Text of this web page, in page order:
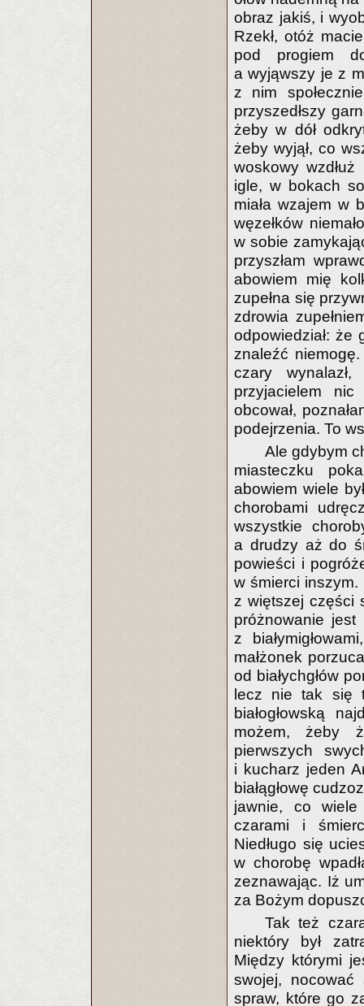
obraz jakiś, i
Rzekł, otóż
pod progiem
a wyjąwszy je z
z nim
przyszedłszy
żeby w dół
żeby wyjął, co
woskowy
igle, w bokach
miała wzajem w
węzełków
w sobie
przyszłam
abowiem mię
zupełna się
zdrowia
odpowiedział: że
znaleźć
czary
przyjacielem
obcował,
podejrzenia. To
Ale gdybym
miasteczku
abowiem wiele
chorobami
wszystkie
a drudzy aż do
powieści i
w śmierci
z więtszej części
próżnowanie
z
małżonek
od białychgłów
lecz nie tak się
białogłowską
możem, żeby
pierwszych
i kucharz jeden
białągłowę
jawnie, co wiele
czarami i
Niedługo się
w chorobę
zeznawając. Iż
za Bożym
Tak też
niektóry był
Między którymi
swojej,
spraw, które go